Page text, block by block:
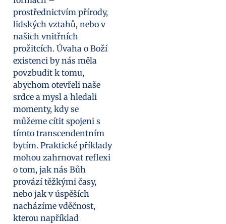
prostřednictvím přírody,
lidských vztahů, nebo v
našich vnitřních
prožitcích. Úvaha o Boží
existenci by nás měla
povzbudit k tomu,
abychom otevřeli naše
srdce a mysl a hledali
momenty, kdy se
můžeme cítit spojeni s
tímto transcendentním
bytím. Praktické příklady
mohou zahrnovat reflexi
o tom, jak nás Bůh
provází těžkými časy,
nebo jak v úspěších
nacházíme vděčnost,
kterou například